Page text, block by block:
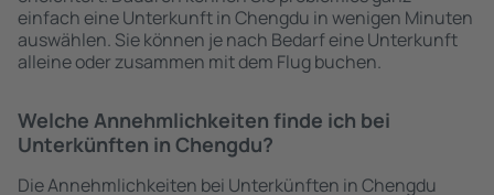
einfach eine Unterkunft in Chengdu in wenigen Minuten
auswählen. Sie können je nach Bedarf eine Unterkunft
alleine oder zusammen mit dem Flug buchen.
Welche Annehmlichkeiten finde ich bei
Unterkünften in Chengdu?
Die Annehmlichkeiten bei Unterkünften in Chengdu